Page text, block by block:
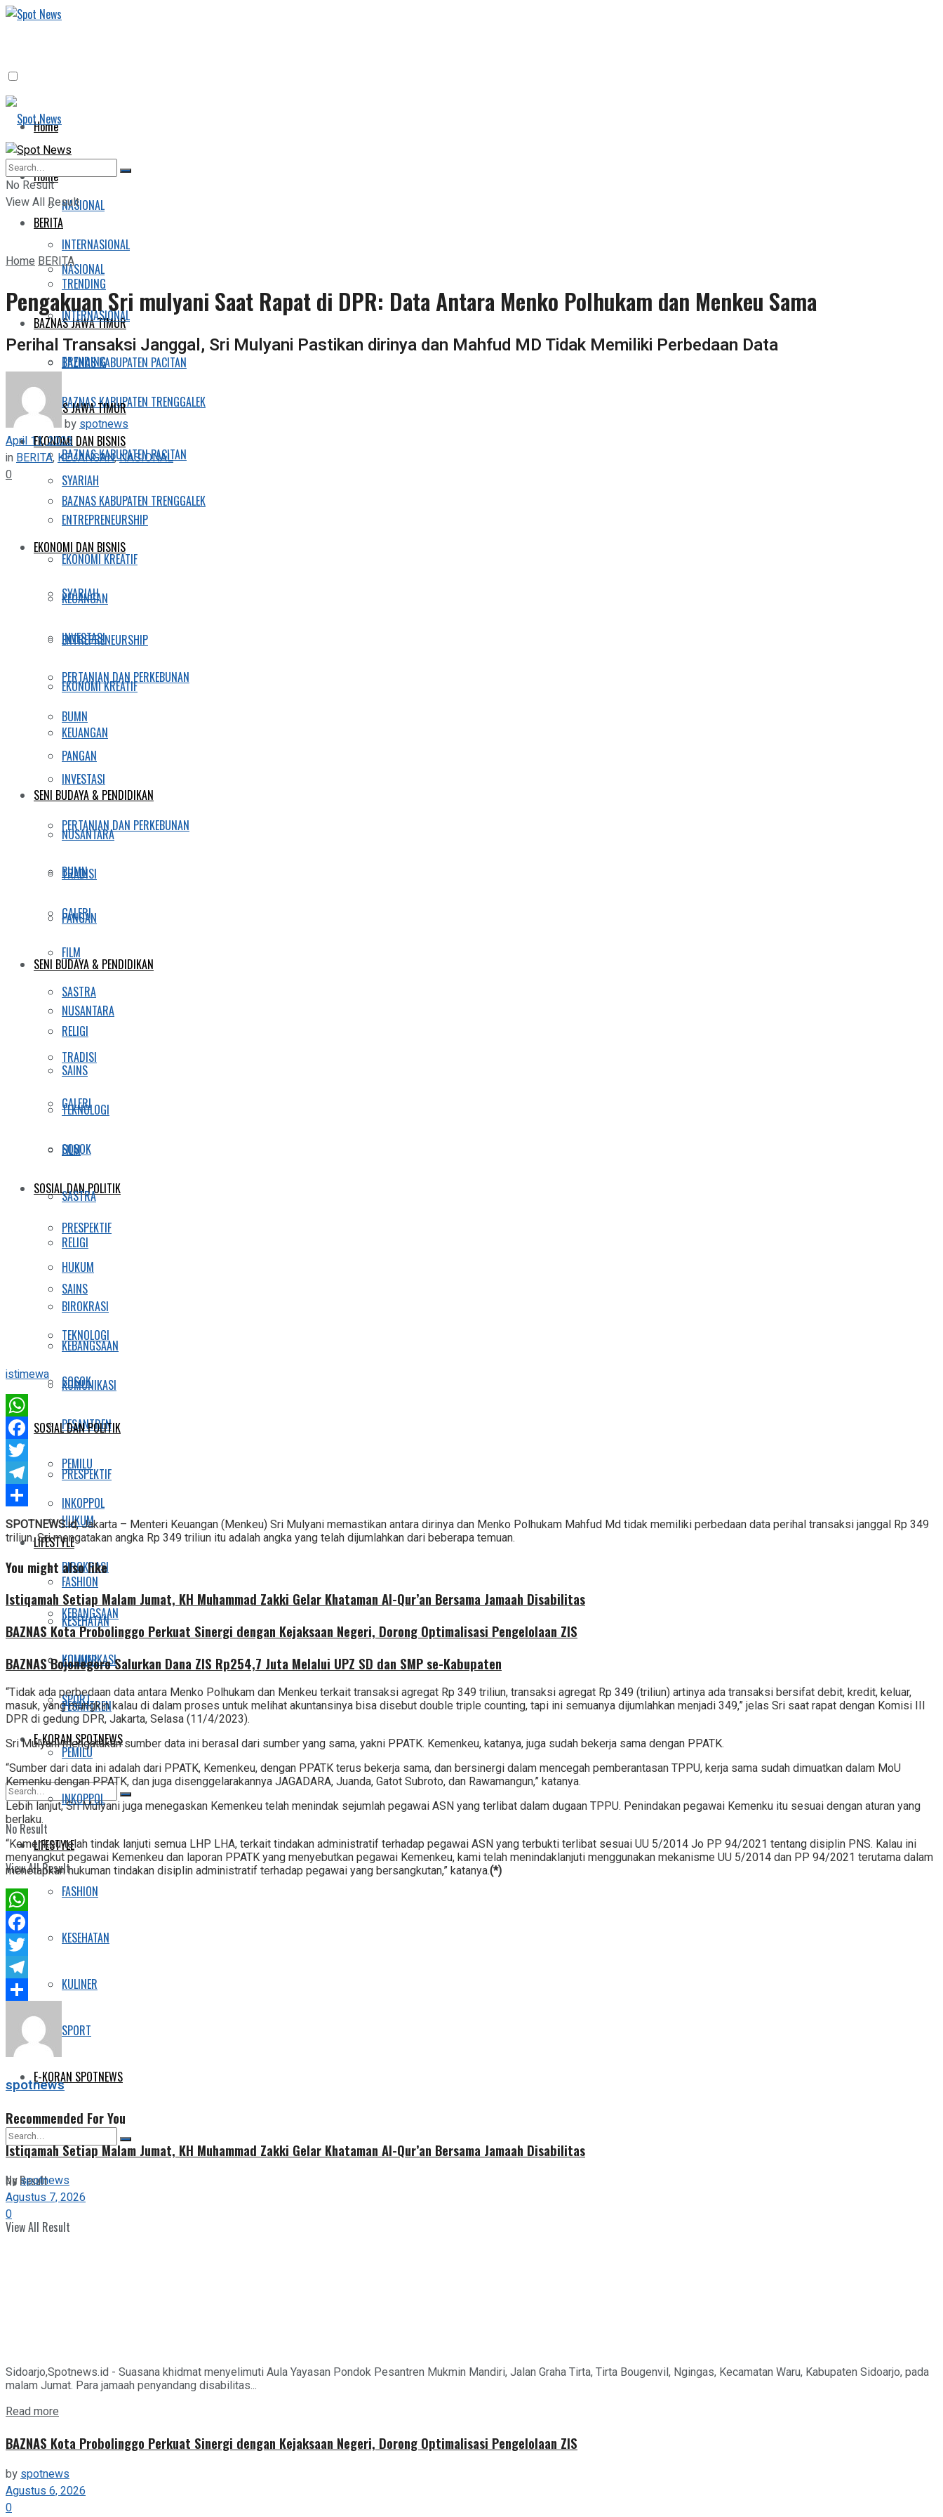
Home
BERITA
NASIONAL
INTERNASIONAL
TRENDING
BAZNAS JAWA TIMUR
BAZNAS KABUPATEN PACITAN
BAZNAS KABUPATEN TRENGGALEK
EKONOMI DAN BISNIS
SYARIAH
ENTREPRENEURSHIP
EKONOMI KREATIF
KEUANGAN
INVESTASI
PERTANIAN DAN PERKEBUNAN
BUMN
PANGAN
SENI BUDAYA & PENDIDIKAN
NUSANTARA
TRADISI
GALERI
FILM
SASTRA
RELIGI
SAINS
TEKNOLOGI
SOSOK
SOSIAL DAN POLITIK
PRESPEKTIF
HUKUM
BIROKRASI
KEBANGSAAN
KOMUNIKASI
PESANTREN
PEMILU
INKOPPOL
LIFESTYLE
FASHION
KESEHATAN
KULINER
SPORT
E-KORAN SPOTNEWS
No Result
View All Result
Home
BERITA
NASIONAL
INTERNASIONAL
TRENDING
BAZNAS JAWA TIMUR
BAZNAS KABUPATEN PACITAN
BAZNAS KABUPATEN TRENGGALEK
EKONOMI DAN BISNIS
SYARIAH
ENTREPRENEURSHIP
EKONOMI KREATIF
KEUANGAN
INVESTASI
PERTANIAN DAN PERKEBUNAN
BUMN
PANGAN
SENI BUDAYA & PENDIDIKAN
NUSANTARA
TRADISI
GALERI
FILM
SASTRA
RELIGI
SAINS
TEKNOLOGI
SOSOK
SOSIAL DAN POLITIK
PRESPEKTIF
HUKUM
BIROKRASI
KEBANGSAAN
KOMUNIKASI
PESANTREN
PEMILU
INKOPPOL
LIFESTYLE
FASHION
KESEHATAN
KULINER
SPORT
E-KORAN SPOTNEWS
No Result
View All Result
No Result
View All Result
HomeBERITA
Pengakuan Sri mulyani Saat Rapat di DPR: Data Antara Menko Polhukam dan Menkeu Sama
Perihal Transaksi Janggal, Sri Mulyani Pastikan dirinya dan Mahfud MD Tidak Memiliki Perbedaan Data
by spotnews
April 11, 2023
in BERITA, KEUANGAN,NASIONAL
0
istimewa
WhatsApp
Facebook
Twitter
Telegram
Share
SPOTNEWS.id, Jakarta – Menteri Keuangan (Menkeu) Sri Mulyani memastikan antara dirinya dan Menko Polhukam Mahfud Md tidak memiliki perbedaan data perihal transaksi janggal Rp 349
triliun. Sri mengatakan angka Rp 349 triliun itu adalah angka yang telah dijumlahkan dari beberapa temuan.
You might also like
Istiqamah Setiap Malam Jumat, KH Muhammad Zakki Gelar Khataman Al-Qur’an Bersama Jamaah Disabilitas
BAZNAS Kota Probolinggo Perkuat Sinergi dengan Kejaksaan Negeri, Dorong Optimalisasi Pengelolaan ZIS
BAZNAS Bojonegoro Salurkan Dana ZIS Rp254,7 Juta Melalui UPZ SD dan SMP se-Kabupaten
“Tidak ada perbedaan data antara Menko Polhukam dan Menkeu terkait transaksi agregat Rp 349 triliun, transaksi agregat Rp 349 (triliun) artinya ada transaksi bersifat debit, kredit, keluar,
masuk, yang mungkin kalau di dalam proses untuk melihat akuntansinya bisa disebut double triple counting, tapi ini semuanya dijumlahkan menjadi 349,” jelas Sri saat rapat dengan Komisi III
DPR di gedung DPR, Jakarta, Selasa (11/4/2023).
Sri Mulyani mengatakan sumber data ini berasal dari sumber yang sama, yakni PPATK. Kemenkeu, katanya, juga sudah bekerja sama dengan PPATK.
“Sumber dari data ini adalah dari PPATK, Kemenkeu, dengan PPATK terus bekerja sama, dan bersinergi dalam mencegah pemberantasan TPPU, kerja sama sudah dimuatkan dalam MoU
Kemenku dengan PPATK, dan juga disenggelarakannya JAGADARA, Juanda, Gatot Subroto, dan Rawamangun,” katanya.
Lebih lanjut, Sri Mulyani juga menegaskan Kemenkeu telah menindak sejumlah pegawai ASN yang terlibat dalam dugaan TPPU. Penindakan pegawai Kemenku itu sesuai dengan aturan yang
berlaku.
“Kemenkeu telah tindak lanjuti semua LHP LHA, terkait tindakan administratif terhadap pegawai ASN yang terbukti terlibat sesuai UU 5/2014 Jo PP 94/2021 tentang disiplin PNS. Kalau ini
menyangkut pegawai Kemenkeu dan laporan PPATK yang menyebutkan pegawai Kemenkeu, kami telah menindaklanjuti menggunakan mekanisme UU 5/2014 dan PP 94/2021 terutama dalam
menetapkan hukuman tindakan disiplin administratif terhadap pegawai yang bersangkutan,” katanya.(*)
WhatsApp
Facebook
Twitter
Telegram
Share
spotnews
Recommended For You
Istiqamah Setiap Malam Jumat, KH Muhammad Zakki Gelar Khataman Al-Qur’an Bersama Jamaah Disabilitas
byspotnews
Agustus 7, 2026
0
Sidoarjo,Spotnews.id - Suasana khidmat menyelimuti Aula Yayasan Pondok Pesantren Mukmin Mandiri, Jalan Graha Tirta, Tirta Bougenvil, Ngingas, Kecamatan Waru, Kabupaten Sidoarjo, pada
malam Jumat. Para jamaah penyandang disabilitas...
Read more
BAZNAS Kota Probolinggo Perkuat Sinergi dengan Kejaksaan Negeri, Dorong Optimalisasi Pengelolaan ZIS
by spotnews
Agustus 6, 2026
0